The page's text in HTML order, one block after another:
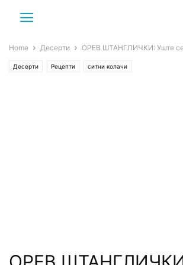
Home Десерти ОРЕВ ШТАНГЛИЧКИ: Уште се
Десерти Рецепти ситни колачи